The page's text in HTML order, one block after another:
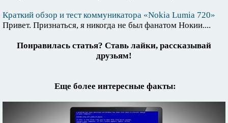
Краткий обзор и тест коммуникатора «Nokia Lumia 720»
Привет. Признаться, я никогда не был фанатом Нокии....
Понравилась статья? Ставь лайки, рассказывай
друзьям!
Еще более интересные факты: